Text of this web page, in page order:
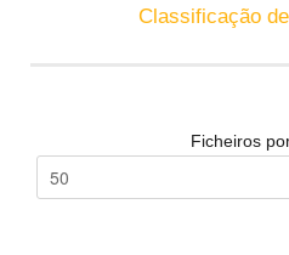
Classificação
Ficheiros